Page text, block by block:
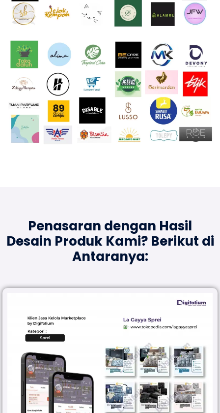
Penasaran dengan Hasil
Desain Produk Kami?Berikut di
Antaranya: